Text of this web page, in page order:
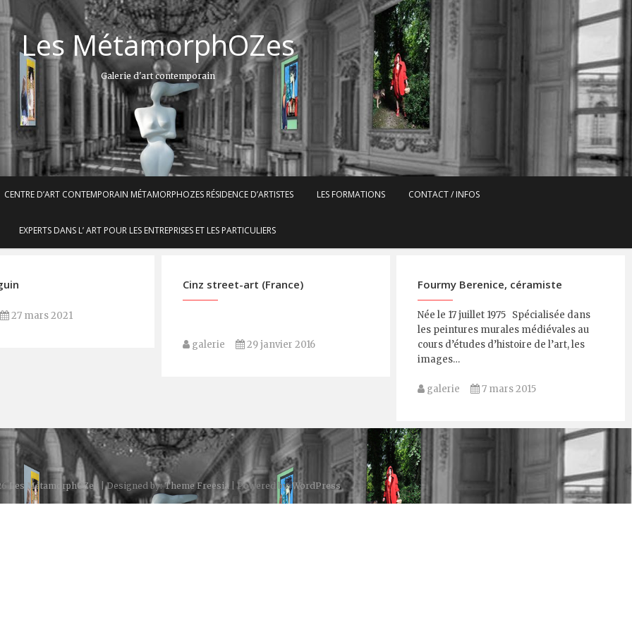
Les MétamorphOZes
Galerie d'art contemporain
CENTRE D’ART CONTEMPORAIN MÉTAMORPHOZES RÉSIDENCE D’ARTISTES LES FORMATIONS CONTACT / INFOS
EXPERTS DANS L’ ART POUR LES ENTREPRISES ET LES PARTICULIERS
27 mars 2021
Cinz street-art (France)
galerie 29 janvier 2016
Fourmy Berenice, céramiste
Née le 17 juillet 1975 Spécialisée dans
les peintures murales médiévales au
cours d’études d’histoire de l’art, les
images…
galerie 7 mars 2015
Les MétamorphOZes| Designed by:Theme Freesia | Powered by:WordPress